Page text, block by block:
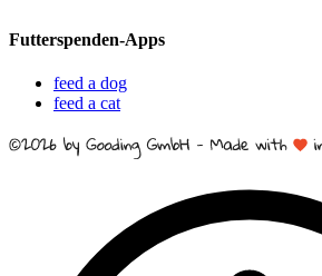
Futterspenden-Apps
feed a dog
feed a cat